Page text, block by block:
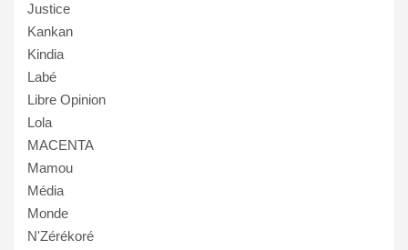
Justice
Kankan
Kindia
Labé
Libre Opinion
Lola
MACENTA
Mamou
Média
Monde
N'Zérékoré